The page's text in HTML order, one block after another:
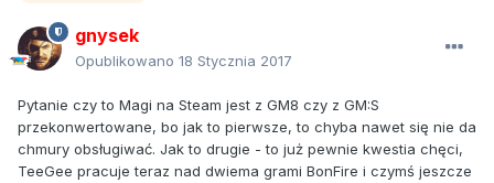
gnysek
Opublikowano 18 Stycznia 2017
Pytanie czy to Magi na Steam jest z GM8 czy z GM:S
przekonwertowane, bo jak to pierwsze, to chyba nawet się nie da
chmury obsługiwać. Jak to drugie - to już pewnie kwestia chęci,
TeeGee pracuje teraz nad dwiema grami BonFire i czymś jeszcze